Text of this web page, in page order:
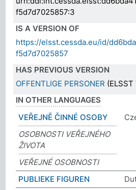
f5d7d7025857:3
IS A VERSION OF
https://elsst.cessda.eu/id/
f5d7d7025857
HAS PREVIOUS VERSION
OFFENTLIGE PERSONER
IN OTHER LANGUAGES
VEŘEJNĚ ČINNÉ OSOBY
OSOBNOSTI VEŘEJNÉHO
ŽIVOTA
VEŘEJNÉ OSOBNOSTI
PUBLIEKE FIGUREN